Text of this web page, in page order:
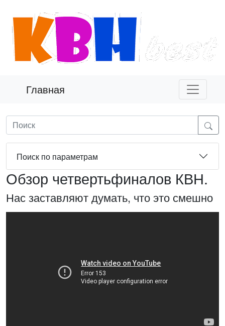
Главная
Поиск по параметрам
Обзор четвертьфиналов КВН.
Нас заставляют думать, что это смешно